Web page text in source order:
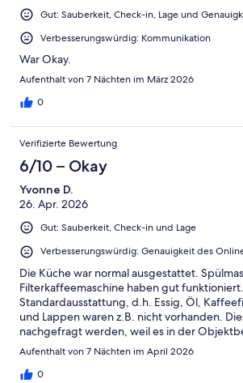
Gut: Sauberkeit, Check-in, Lage und
Verbesserungswürdig: Kommunikation
War Okay.
Aufenthalt von 7 Nächten im März 2026
0
Verifizierte Bewertung
6/10 – Okay
Yvonne D.
26. Apr. 2026
Gut: Sauberkeit, Check-in und Lage
Verbesserungswürdig: Genauigkeit des
Die Küche war normal ausgestattet.
Filterkaffeemaschine haben gut
Standardausstattung, d.h. Essig, Öl,
und Lappen waren z.B. nicht vorhanden.
nachgefragt werden, weil es in der
stand.Bettwäsche und Handtücher waren
mitzubringen oder als Wäschepaket zu
in der Beschreibung nicht ersichtlich.Wir
Aufenthalt von 7 Nächten im April 2026
0